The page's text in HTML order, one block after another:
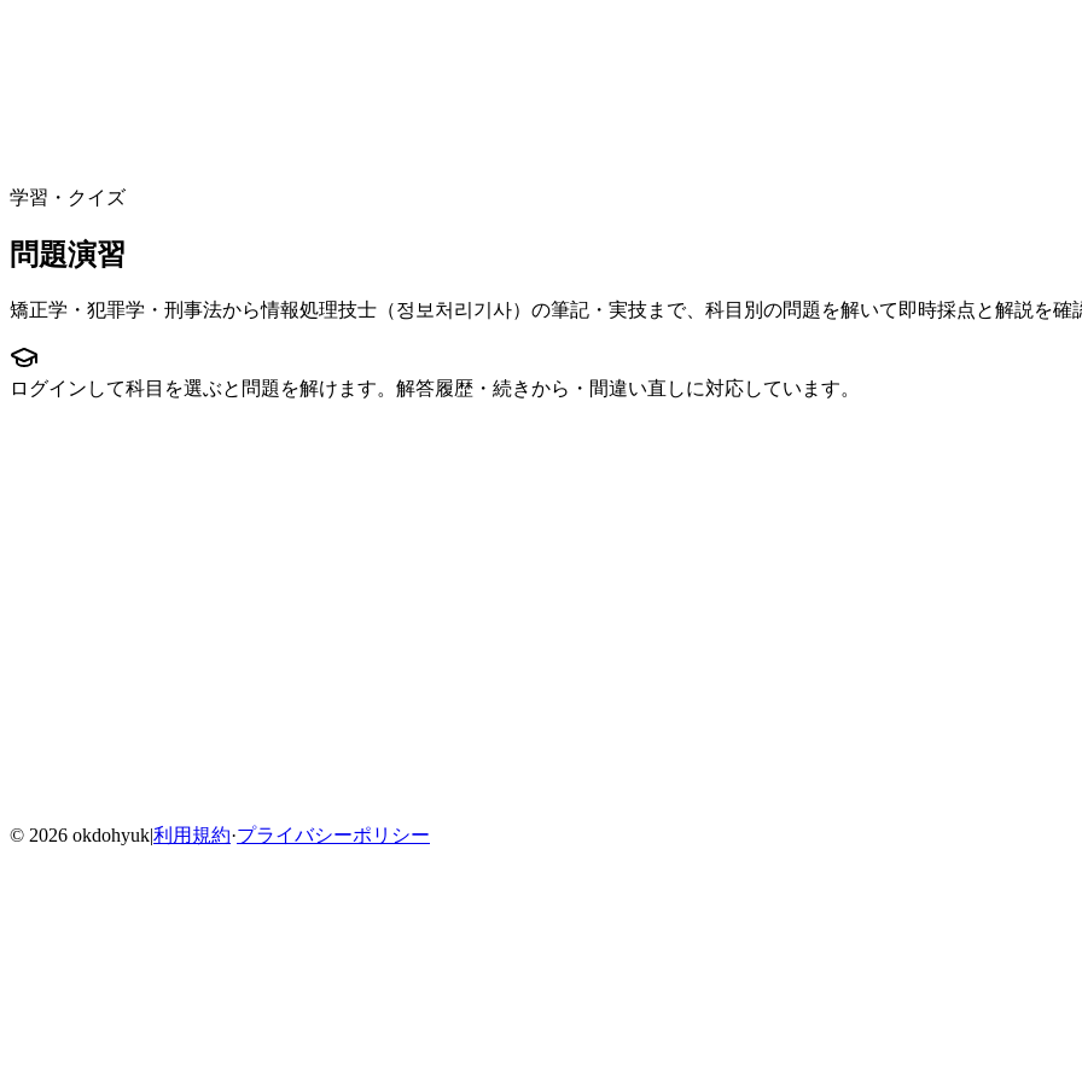
学習・クイズ
問題演習
矯正学・犯罪学・刑事法から情報処理技士（정보처리기사）の筆記・実技まで、科目別の問題を解いて即時採点と解説を確
ログインして科目を選ぶと問題を解けます。解答履歴・続きから・間違い直しに対応しています。
© 2026 okdohyuk|利用規約·プライバシーポリシー